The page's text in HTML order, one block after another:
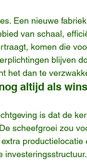
Een nieuwe
van schaal,
komen die
blijven
het dan te
altijd als
is dat de
scheefgroei zou
productielocatie
investeringsstructuur.